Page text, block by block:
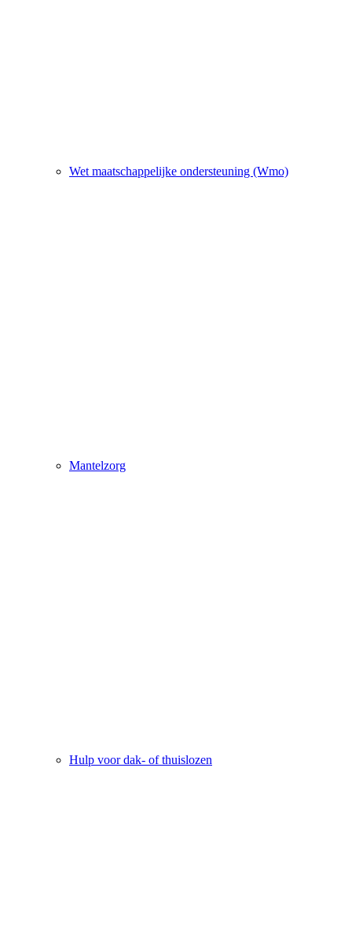
Wet maatschappelijke ondersteuning (Wmo)
Mantelzorg
Hulp voor dak- of thuislozen